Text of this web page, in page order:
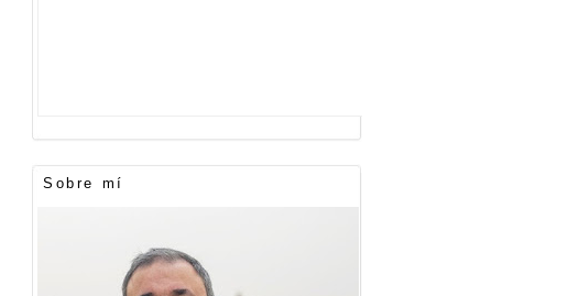
Sobre mí